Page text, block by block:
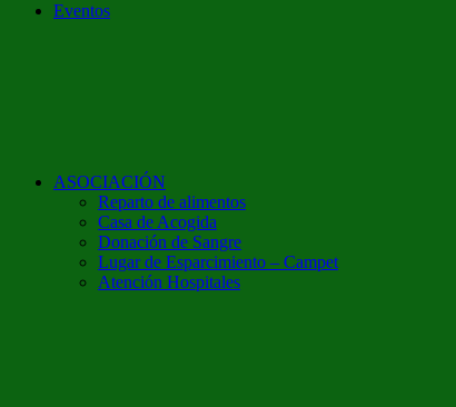
Eventos
ASOCIACIÓN
Reparto de alimentos
Casa de Acogida
Donación de Sangre
Lugar de Esparcimiento – Campet
Atención Hospitales